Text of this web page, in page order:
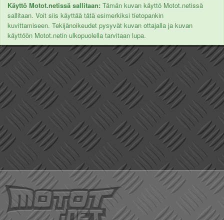
Käyttö Motot.netissä sallitaan: Tämän kuvan käyttö Motot.netissä
sallitaan. Voit siis käyttää tätä esimerkiksi tietopankin
kuvittamiseen. Tekijänoikeudet pysyvät kuvan ottajalla ja kuvan
käyttöön Motot.netin ulkopuolella tarvitaan lupa.